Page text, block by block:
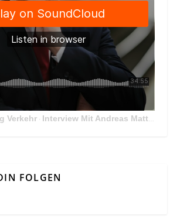
Verkehr · Interview Mit Andreas Matthä, CEO der ÖBB Holding
FOLGEN